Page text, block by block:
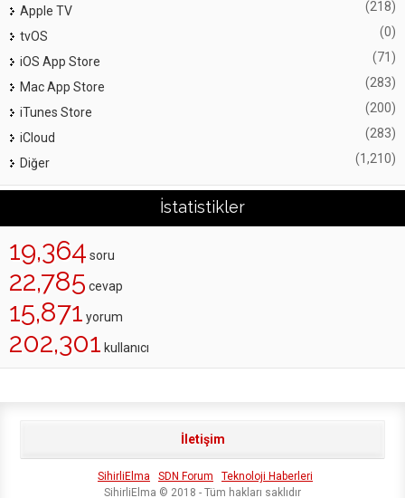
Apple TV (218)
tvOS (0)
iOS App Store (71)
Mac App Store (283)
iTunes Store (200)
iCloud (283)
Diğer (1,210)
İstatistikler
19,364 soru
22,785 cevap
15,871 yorum
202,301 kullanıcı
İletişim
SihirliElma SDN Forum
Teknoloji Haberleri
SihirliElma © 2018 - Tüm hakları saklıdır